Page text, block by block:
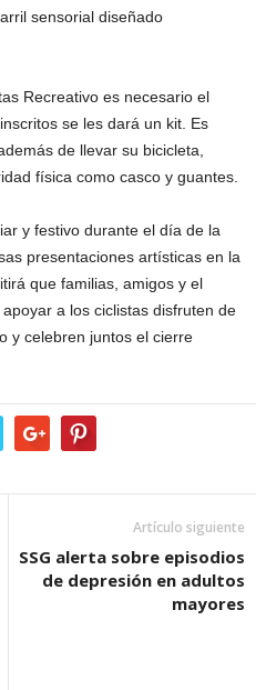
sensorial diseñado
Recreativo es necesario el
se les dará un kit. Es
de llevar su bicicleta,
física como casco y guantes.
y festivo durante el día de la
presentaciones artísticas en la
que familias, amigos y el
a los ciclistas disfruten de
y celebren juntos el cierre
Artículo siguiente
SSG alerta sobre episodios
de depresión en adultos
mayores